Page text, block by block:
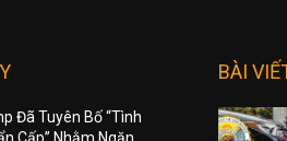
Đã Tuyên Bố “Tình
BÀI